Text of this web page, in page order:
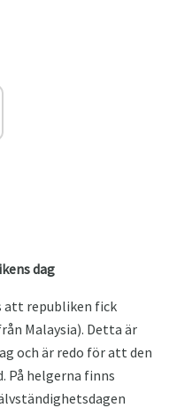
dag
att republiken fick
Malaysia). Detta är
och är redo för att den
På helgerna finns